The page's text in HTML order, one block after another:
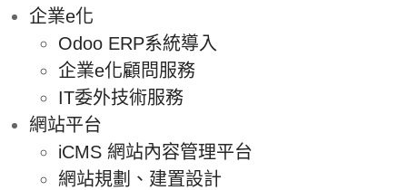
企業e化
Odoo ERP系統導入
企業e化顧問服務
IT委外技術服務
網站平台
iCMS 網站內容管理平台
網站規劃、建置設計